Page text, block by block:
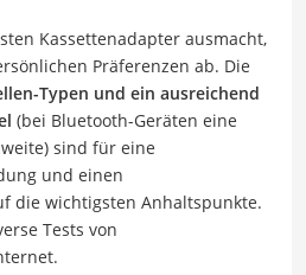
Kassettenadapter ausmacht,
Präferenzen ab. Die
Typen und ein ausreichend
(bei Bluetooth-Geräten eine
sind für eine
und einen
die wichtigsten Anhaltspunkte.
Tests von